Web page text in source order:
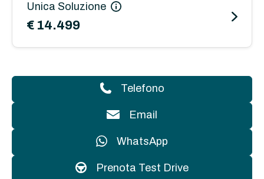
Unica Soluzione
€ 14.499
Telefono
Email
WhatsApp
Prenota Test Drive